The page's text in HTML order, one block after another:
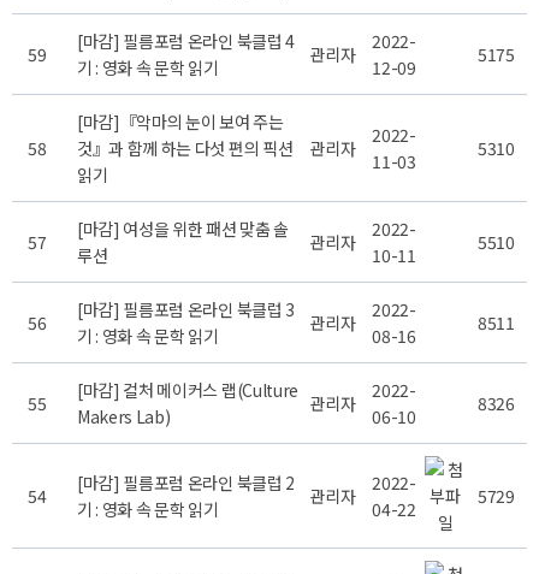
59
[마감] 필름포럼 온라인 북클럽 4
기 : 영화 속 문학 읽기
관리자
2022-
12-09
5175
58
[마감]『악마의 눈이 보여 주는
것』과 함께 하는 다섯 편의 픽션
읽기
관리자
2022-
11-03
5310
57
[마감] 여성을 위한 패션 맞춤 솔
루션
관리자
2022-
10-11
5510
56
[마감] 필름포럼 온라인 북클럽 3
기 : 영화 속 문학 읽기
관리자
2022-
08-16
8511
55
[마감] 컬처 메이커스 랩(Culture
Makers Lab)
관리자
2022-
06-10
8326
54
[마감] 필름포럼 온라인 북클럽 2
기 : 영화 속 문학 읽기
관리자
2022-
04-22
5729